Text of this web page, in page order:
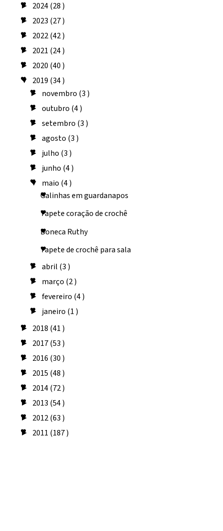
► 2024(28 )
► 2023 (27 )
► 2022(42 )
► 2021 (24 )
► 2020 (40 )
▼ 2019 (34 )
► novembro (3 )
►outubro (4 )
►setembro (3 )
►agosto (3 )
► julho (3 )
► junho (4 )
▼ maio (4 )
Galinhas em guardanapos
Tapete coração de crochê
Boneca Ruthy
Tapete de crochê para sala
►abril (3 )
► março (2 )
►fevereiro (4 )
► janeiro (1 )
► 2018 (41 )
► 2017(53 )
► 2016 (30 )
► 2015 (48 )
► 2014(72 )
► 2013 (54 )
► 2012(63 )
► 2011 (187 )